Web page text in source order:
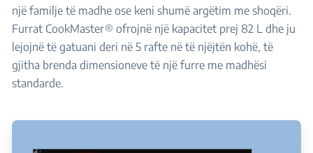
një familje të madhe ose keni shumë argëtim me shoqëri.
Furrat CookMaster® ofrojnë një kapacitet prej 82 L dhe ju
lejojnë të gatuani deri në 5 rafte në të njëjtën kohë, të
gjitha brenda dimensioneve të një furre me madhësi
standarde.